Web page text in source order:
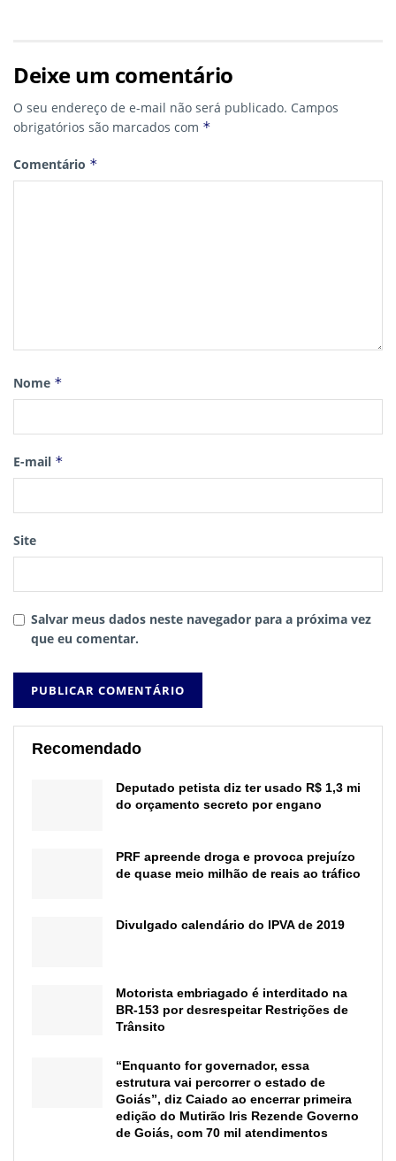
Deixe um comentário
O seu endereço de e-mail não será publicado. Campos
obrigatórios são marcados com *
Comentário *
Nome *
E-mail *
Site
Salvar meus dados neste navegador para a próxima vez
que eu comentar.
Recomendado
Deputado petista diz ter usado R$ 1,3 mi
do orçamento secreto por engano
PRF apreende droga e provoca prejuízo
de quase meio milhão de reais ao tráfico
Divulgado calendário do IPVA de 2019
Motorista embriagado é interditado na
BR-153 por desrespeitar Restrições de
Trânsito
“Enquanto for governador, essa
estrutura vai percorrer o estado de
Goiás”, diz Caiado ao encerrar primeira
edição do Mutirão Iris Rezende Governo
de Goiás, com 70 mil atendimentos